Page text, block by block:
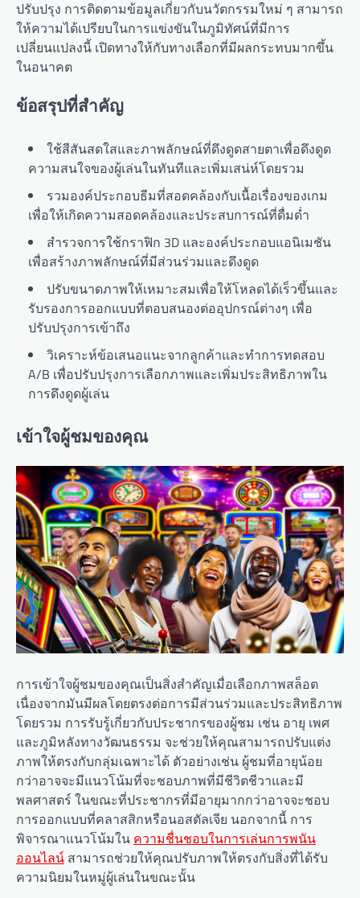
ปรับปรุง การติดตามข้อมูลเกี่ยวกับนวัตกรรมใหม่ ๆ สามารถ
ให้ความได้เปรียบในการแข่งขันในภูมิทัศน์ที่มีการ
เปลี่ยนแปลงนี้ เปิดทางให้กับทางเลือกที่มีผลกระทบมากขึ้น
ในอนาคต
ข้อสรุปที่สำคัญ
ใช้สีสันสดใสและภาพลักษณ์ที่ดึงดูดสายตาเพื่อดึงดูด
ความสนใจของผู้เล่นในทันทีและเพิ่มเสน่ห์โดยรวม
รวมองค์ประกอบธีมที่สอดคล้องกับเนื้อเรื่องของเกม
เพื่อให้เกิดความสอดคล้องและประสบการณ์ที่ดื่มด่ำ
สำรวจการใช้กราฟิก 3D และองค์ประกอบแอนิเมชัน
เพื่อสร้างภาพลักษณ์ที่มีส่วนร่วมและดึงดูด
ปรับขนาดภาพให้เหมาะสมเพื่อให้โหลดได้เร็วขึ้นและ
รับรองการออกแบบที่ตอบสนองต่ออุปกรณ์ต่างๆ เพื่อ
ปรับปรุงการเข้าถึง
วิเคราะห์ข้อเสนอแนะจากลูกค้าและทำการทดสอบ
A/B เพื่อปรับปรุงการเลือกภาพและเพิ่มประสิทธิภาพใน
การดึงดูดผู้เล่น
เข้าใจผู้ชมของคุณ
การเข้าใจผู้ชมของคุณเป็นสิ่งสำคัญเมื่อเลือกภาพสล็อต
เนื่องจากมันมีผลโดยตรงต่อการมีส่วนร่วมและประสิทธิภาพ
โดยรวม การรับรู้เกี่ยวกับประชากรของผู้ชม เช่น อายุ เพศ
และภูมิหลังทางวัฒนธรรม จะช่วยให้คุณสามารถปรับแต่ง
ภาพให้ตรงกับกลุ่มเฉพาะได้ ตัวอย่างเช่น ผู้ชมที่อายุน้อย
กว่าอาจจะมีแนวโน้มที่จะชอบภาพที่มีชีวิตชีวาและมี
พลศาสตร์ ในขณะที่ประชากรที่มีอายุมากกว่าอาจจะชอบ
การออกแบบที่คลาสสิกหรือนอสตัลเจีย นอกจากนี้ การ
พิจารณาแนวโน้มใน ความชื่นชอบในการเล่นการพนัน
ออนไลน์ สามารถช่วยให้คุณปรับภาพให้ตรงกับสิ่งที่ได้รับ
ความนิยมในหมู่ผู้เล่นในขณะนั้น